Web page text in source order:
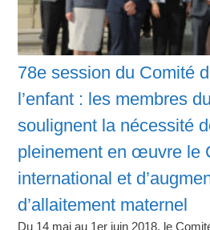
78e session du Comité
l’enfant : les membres
soulignent la nécessité
pleinement en œuvre le
international et
d’allaitement maternel
Du 14 mai au 1er juin 2018, le